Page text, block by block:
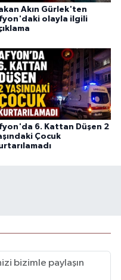
Akın Gürlek'ten
olayla ilgili
6. Kattan Düşen 2
Çocuk